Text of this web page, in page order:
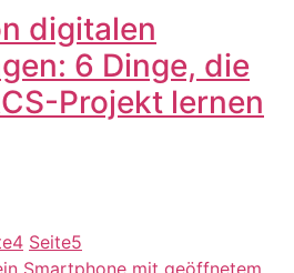
digitalen
6 Dinge, die
Projekt lernen
4 Seite5